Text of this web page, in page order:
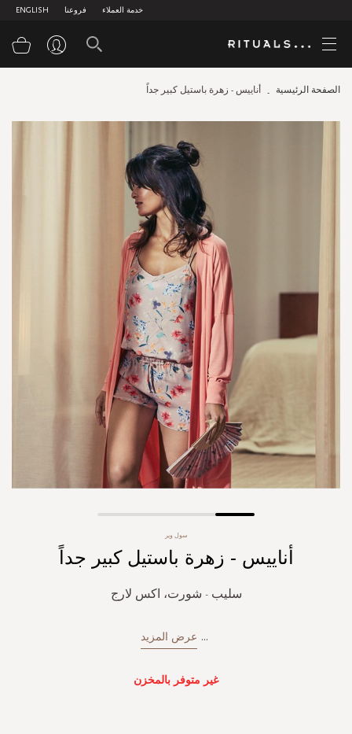
ENGLISH فروعنا خدمة العملاء
الصفحة الرئيسية أناييس - زهرة باستيل كبير جداً
Skip
سول وير
أناييس - زهرة باستيل كبير جداً
سليب - شورت، اكس لارج
... عرض المزيد
غير متوفر بالمخزن